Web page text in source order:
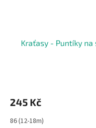
Kraťasy - Puntíky
245 Kč
86 (12-18m)